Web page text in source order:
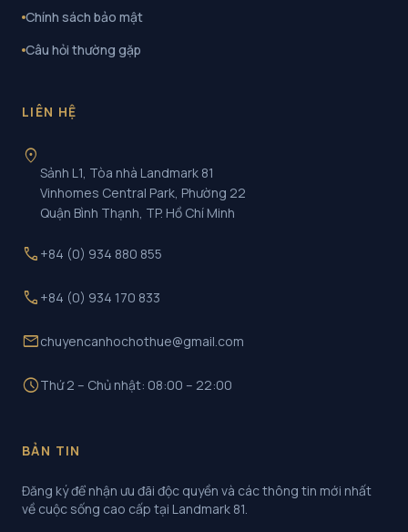
Chính sách bảo mật
Câu hỏi thường gặp
LIÊN HỆ
location_on
Sảnh L1, Tòa nhà Landmark 81
Vinhomes Central Park, Phường 22
Quận Bình Thạnh, TP. Hồ Chí Minh
call +84 (0) 934 880 855
call +84 (0) 934 170 833
mailchuyencanhochothue@gmail.com
scheduleThứ 2 – Chủ nhật: 08:00 – 22:00
BẢN TIN
Đăng ký để nhận ưu đãi độc quyền và các thông tin mới nhất
về cuộc sống cao cấp tại Landmark 81.